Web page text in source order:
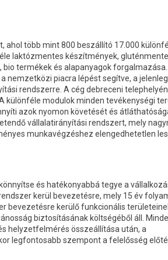
ahol több mint 800 beszállító 17.000
laktózmentes készítmények,
termékek és alapanyagok forgalmazása.
nemzetközi piacra lépést segítve, a
rendszerre. A cég debreceni
különféle modulok minden tevékenységi
azok nyomon követését és
vállalatirányítási rendszert, mely
munkavégzéshez elengedhetetlen
és hatékonyabbá tegye a
kerül bevezetésre, mely 15 év
bevezetésre kerülő funkcionális
biztosításának költségéből áll.
helyzetfelmérés összeállítása után, a
legfontosabb szempont a felelősség